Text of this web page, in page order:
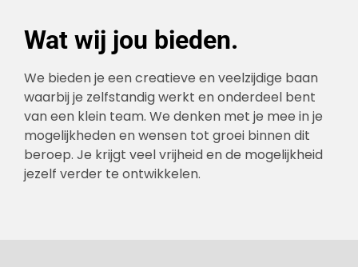
Wat wij jou bieden.
We bieden je een creatieve en veelzijdige baan
waarbij je zelfstandig werkt en onderdeel bent
van een klein team. We denken met je mee in je
mogelijkheden en wensen tot groei binnen dit
beroep. Je krijgt veel vrijheid en de mogelijkheid
jezelf verder te ontwikkelen.